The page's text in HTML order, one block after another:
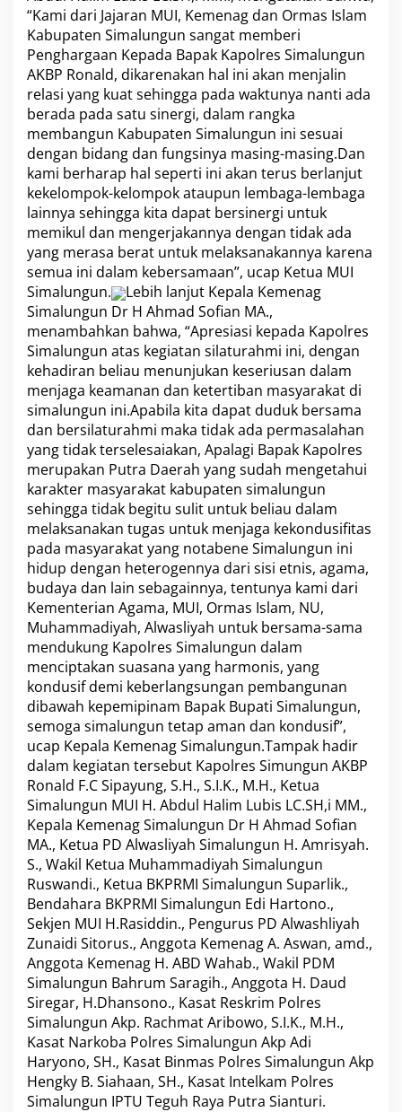
“Kami dari Jajaran MUI, Kemenag dan Ormas Islam
Kabupaten Simalungun sangat memberi
Penghargaan Kepada Bapak Kapolres Simalungun
AKBP Ronald, dikarenakan hal ini akan menjalin
relasi yang kuat sehingga pada waktunya nanti ada
berada pada satu sinergi, dalam rangka
membangun Kabupaten Simalungun ini sesuai
dengan bidang dan fungsinya masing-masing.Dan
kami berharap hal seperti ini akan terus berlanjut
kekelompok-kelompok ataupun lembaga-lembaga
lainnya sehingga kita dapat bersinergi untuk
memikul dan mengerjakannya dengan tidak ada
yang merasa berat untuk melaksanakannya karena
semua ini dalam kebersamaan”, ucap Ketua MUI
Simalungun.
Lebih lanjut Kepala Kemenag
Simalungun Dr H Ahmad Sofian MA.,
menambahkan bahwa, “Apresiasi kepada Kapolres
Simalungun atas kegiatan silaturahmi ini, dengan
kehadiran beliau menunjukan keseriusan dalam
menjaga keamanan dan ketertiban masyarakat di
simalungun ini.Apabila kita dapat duduk bersama
dan bersilaturahmi maka tidak ada permasalahan
yang tidak terselesaiakan, Apalagi Bapak Kapolres
merupakan Putra Daerah yang sudah mengetahui
karakter masyarakat kabupaten simalungun
sehingga tidak begitu sulit untuk beliau dalam
melaksanakan tugas untuk menjaga kekondusifitas
pada masyarakat yang notabene Simalungun ini
hidup dengan heterogennya dari sisi etnis, agama,
budaya dan lain sebagainnya, tentunya kami dari
Kementerian Agama, MUI, Ormas Islam, NU,
Muhammadiyah, Alwasliyah untuk bersama-sama
mendukung Kapolres Simalungun dalam
menciptakan suasana yang harmonis, yang
kondusif demi keberlangsungan pembangunan
dibawah kepemipinam Bapak Bupati Simalungun,
semoga simalungun tetap aman dan kondusif”,
ucap Kepala Kemenag Simalungun.Tampak hadir
dalam kegiatan tersebut Kapolres Simungun AKBP
Ronald F.C Sipayung, S.H., S.I.K., M.H., Ketua
Simalungun MUI H. Abdul Halim Lubis LC.SH,i MM.,
Kepala Kemenag Simalungun Dr H Ahmad Sofian
MA., Ketua PD Alwasliyah Simalungun H. Amrisyah.
S., Wakil Ketua Muhammadiyah Simalungun
Ruswandi., Ketua BKPRMI Simalungun Suparlik.,
Bendahara BKPRMI Simalungun Edi Hartono.,
Sekjen MUI H.Rasiddin., Pengurus PD Alwashliyah
Zunaidi Sitorus., Anggota Kemenag A. Aswan, amd.,
Anggota Kemenag H. ABD Wahab., Wakil PDM
Simalungun Bahrum Saragih., Anggota H. Daud
Siregar, H.Dhansono., Kasat Reskrim Polres
Simalungun Akp. Rachmat Aribowo, S.I.K., M.H.,
Kasat Narkoba Polres Simalungun Akp Adi
Haryono, SH., Kasat Binmas Polres Simalungun Akp
Hengky B. Siahaan, SH., Kasat Intelkam Polres
Simalungun IPTU Teguh Raya Putra Sianturi.